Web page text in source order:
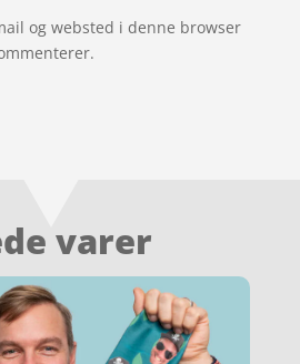
og websted i denne browser
varer